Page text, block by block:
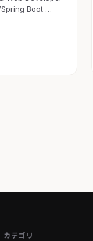
Spring Boot …
カテゴリ